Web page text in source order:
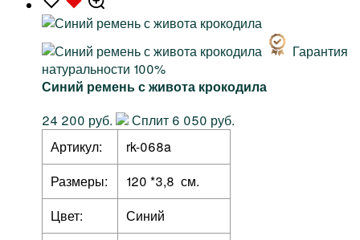
Гарантия
натуральности 100%
Синий ремень с живота крокодила
24 200 руб.
Сплит 6 050 руб.
Артикул:
rk-068a
Размеры:
120 *3,8 см.
Цвет:
Синий